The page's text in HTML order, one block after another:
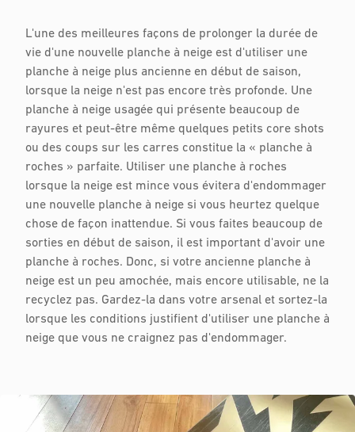
L'une des meilleures façons de prolonger la durée de
vie d'une nouvelle planche à neige est d'utiliser une
planche à neige plus ancienne en début de saison,
lorsque la neige n'est pas encore très profonde. Une
planche à neige usagée qui présente beaucoup de
rayures et peut-être même quelques petits core shots
ou des coups sur les carres constitue la « planche à
roches » parfaite. Utiliser une planche à roches
lorsque la neige est mince vous évitera d'endommager
une nouvelle planche à neige si vous heurtez quelque
chose de façon inattendue. Si vous faites beaucoup de
sorties en début de saison, il est important d'avoir une
planche à roches. Donc, si votre ancienne planche à
neige est un peu amochée, mais encore utilisable, ne la
recyclez pas. Gardez-la dans votre arsenal et sortez-la
lorsque les conditions justifient d'utiliser une planche à
neige que vous ne craignez pas d'endommager.